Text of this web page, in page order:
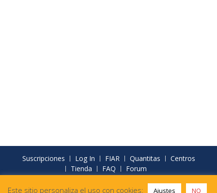
Suscripciones Log In FIAR Quantitas
Centros
Tienda
FAQ
Forum
Este sitio personaliza el uso con cookies: Ajustes NO